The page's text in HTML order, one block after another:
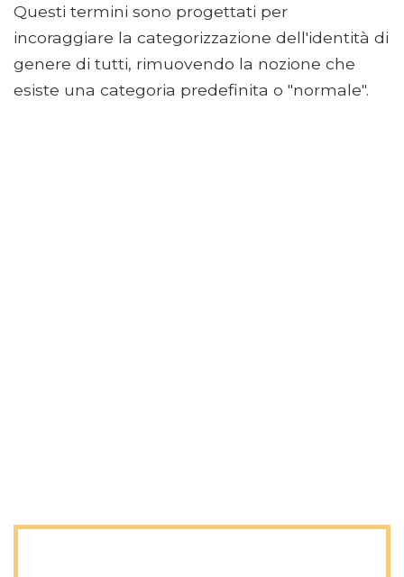
Questi termini sono progettati per
incoraggiare la categorizzazione dell'identità di
genere di tutti, rimuovendo la nozione che
esiste una categoria predefinita o "normale".